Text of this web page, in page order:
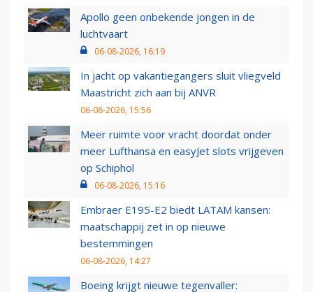
Apollo geen onbekende jongen in de
luchtvaart
06-08-2026, 16:19
In jacht op vakantiegangers sluit vliegveld
Maastricht zich aan bij ANVR
06-08-2026, 15:56
Meer ruimte voor vracht doordat onder
meer Lufthansa en easyJet slots vrijgeven
op Schiphol
06-08-2026, 15:16
Embraer E195-E2 biedt LATAM kansen:
maatschappij zet in op nieuwe
bestemmingen
06-08-2026, 14:27
Boeing krijgt nieuwe tegenvaller: